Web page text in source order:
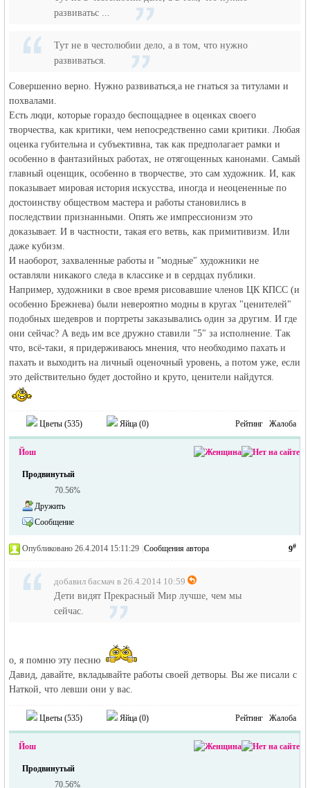
развиватьс ...
Тут не в честолюбии дело, а в том, что нужно
развиваться.
Совершенно верно. Нужно развиваться,а не гнаться за титулами и
похвалами.
Есть люди, которые гораздо беспощаднее в оценках своего
творчества, как критики, чем непосредственно сами критики. Любая
оценка губительна и субъективна, так как предполагает рамки и
особенно в фантазийных работах, не отягощенных канонами. Самый
главный оценщик, особенно в творчестве, это сам художник. И, как
показывает мировая история искусства, иногда и неоцененные по
достоинству обществом мастера и работы становились в
последствии признанными. Опять же импрессионизм это
доказывает. И в частности, такая его ветвь, как примитивизм. Или
даже кубизм.
И наоборот, захваленные работы и "модные" художники не
оставляли никакого следа в классике и в сердцах публики.
Например, художники в свое время рисовавшие членов ЦК КПСС (и
особенно Брежнева) были невероятно модны в кругах "ценителей"
подобных шедевров и портреты заказывались один за другим. И где
они сейчас? А ведь им все дружно ставили "5" за исполнение. Так
что, всё-таки, я придерживаюсь мнения, что необходимо пахать и
пахать и выходить на личный оценочный уровень, а потом уже, если
это действительно будет достойно и круто, ценители найдутся.
Цветы (535) Яйца (0) Рейтинг Жалоба
Йош
Продвинутый
70.56%
Дружить
Сообщение
9#
Опубликовано 26.4.2014 15:11:29 Сообщения автора
добавил басмач в 26.4.2014 10:59
Дети видят Прекрасный Мир лучше, чем мы
сейчас.
о, я помню эту песню
Давид, давайте, вкладывайте работы своей детворы. Вы же писали с
Наткой, что левши они у вас.
Цветы (535) Яйца (0) Рейтинг Жалоба
Йош
Продвинутый
70.56%